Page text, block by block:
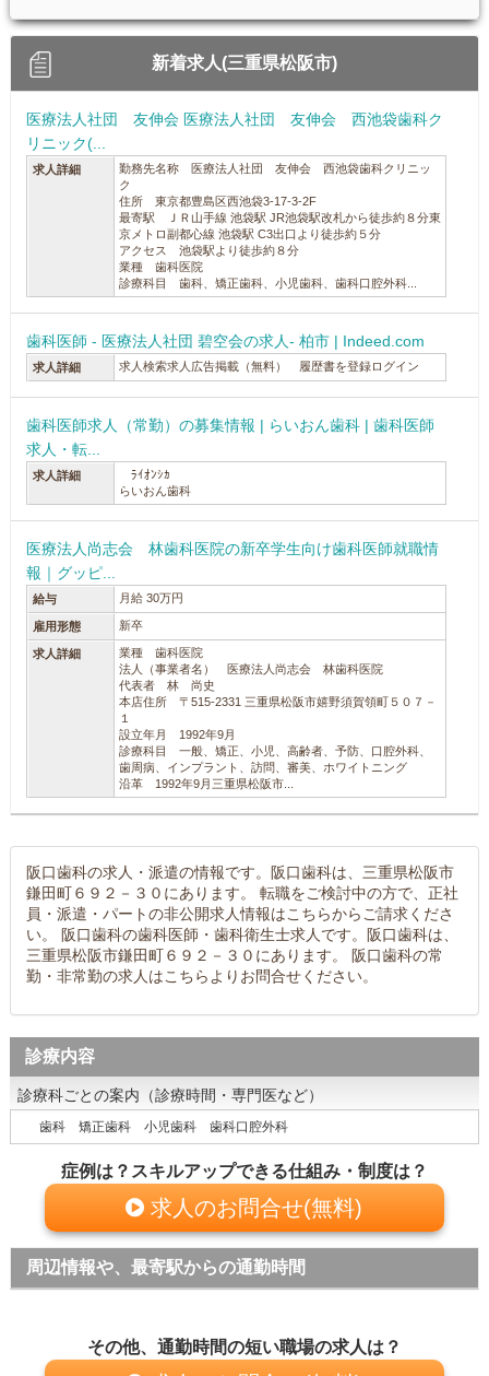
新着求人(三重県松阪市)
医療法人社団 友伸会 医療法人社団 友伸会 西池袋歯科ク
リニック(...
求人詳細
勤務先名称 医療法人社団 友伸会 西池袋歯科クリニッ
ク
住所 東京都豊島区西池袋3-17-3-2F
最寄駅 ＪＲ山手線 池袋駅 JR池袋駅改札から徒歩約８分東
京メトロ副都心線 池袋駅 C3出口より徒歩約５分
アクセス 池袋駅より徒歩約８分
業種 歯科医院
診療科目 歯科、矯正歯科、小児歯科、歯科口腔外科...
歯科医師 - 医療法人社団 碧空会の求人- 柏市 | Indeed.com
求人詳細 求人検索求人広告掲載（無料） 履歴書を登録ログイン
歯科医師求人（常勤）の募集情報 | らいおん歯科 | 歯科医師
求人・転...
求人詳細
ﾗｲｵﾝｼｶ
らいおん歯科
医療法人尚志会 林歯科医院の新卒学生向け歯科医師就職情
報｜グッピ...
給与 月給 30万円
雇用形態 新卒
求人詳細
業種 歯科医院
法人（事業者名） 医療法人尚志会 林歯科医院
代表者 林 尚史
本店住所 〒515-2331 三重県松阪市嬉野須賀領町５０７－
１
設立年月 1992年9月
診療科目 一般、矯正、小児、高齢者、予防、口腔外科、
歯周病、インプラント、訪問、審美、ホワイトニング
沿革 1992年9月三重県松阪市...
阪口歯科の求人・派遣の情報です。阪口歯科は、三重県松阪市
鎌田町６９２－３０にあります。 転職をご検討中の方で、正社
員・派遣・パートの非公開求人情報はこちらからご請求くださ
い。 阪口歯科の歯科医師・歯科衛生士求人です。阪口歯科は、
三重県松阪市鎌田町６９２－３０にあります。 阪口歯科の常
勤・非常勤の求人はこちらよりお問合せください。
診療内容
診療科ごとの案内（診療時間・専門医など）
歯科 矯正歯科 小児歯科 歯科口腔外科
症例は？スキルアップできる仕組み・制度は？
求人のお問合せ(無料)
周辺情報や、最寄駅からの通勤時間
その他、通勤時間の短い職場の求人は？